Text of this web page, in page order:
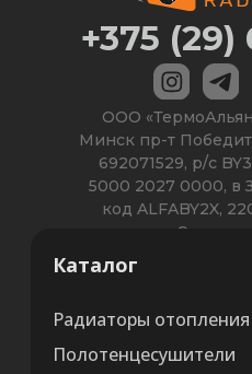
Каталог
Радиаторы отопления
Полотенцесушители